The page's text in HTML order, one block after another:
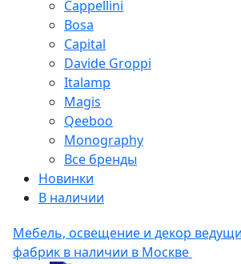
Cappellini
Bosa
Capital
Davide Groppi
Italamp
Magis
Qeeboo
Monography
Все бренды
Новинки
В наличии
Мебель, освещение и декор
фабрик в наличии в Москве